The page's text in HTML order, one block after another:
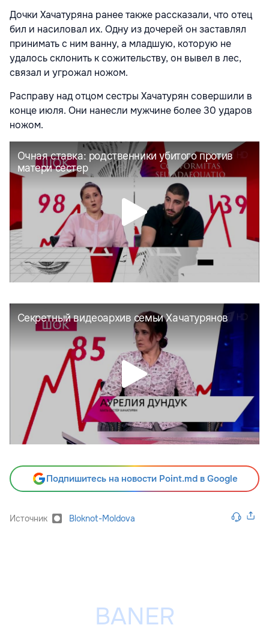
Дочки Хачатуряна ранее также рассказали, что отец
бил и насиловал их. Одну из дочерей он заставлял
принимать с ним ванну, а младшую, которую не
удалось склонить к сожительству, он вывел в лес,
связал и угрожал ножом.
Расправу над отцом сестры Хачатурян совершили в
конце июля. Они нанесли мужчине более 30 ударов
ножом.
Подпишитесь на новости Point.md в Google
Источник Bloknot-Moldova